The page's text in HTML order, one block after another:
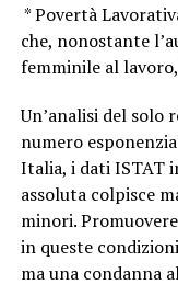
* Povertà
che, nonostante
femminile al
Un’analisi del solo
numero
Italia, i dati ISTAT
assoluta colpisce
minori.
in queste
ma una condanna